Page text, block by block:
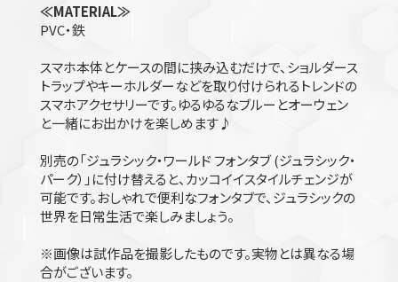
≪MATERIAL≫
PVC・鉄
スマホ本体とケースの間に挟み込むだけで、ショルダース
トラップやキーホルダーなどを取り付けられるトレンドの
スマホアクセサリーです。ゆるゆるなブルーとオーウェン
と一緒にお出かけを楽しめます♪
別売の「ジュラシック・ワールド フォンタブ (ジュラシック・
パーク）」に付け替えると、カッコイイスタイルチェンジが
可能です。おしゃれで便利なフォンタブで、ジュラシックの
世界を日常生活で楽しみましょう。
※画像は試作品を撮影したものです。実物とは異なる場
合がございます。